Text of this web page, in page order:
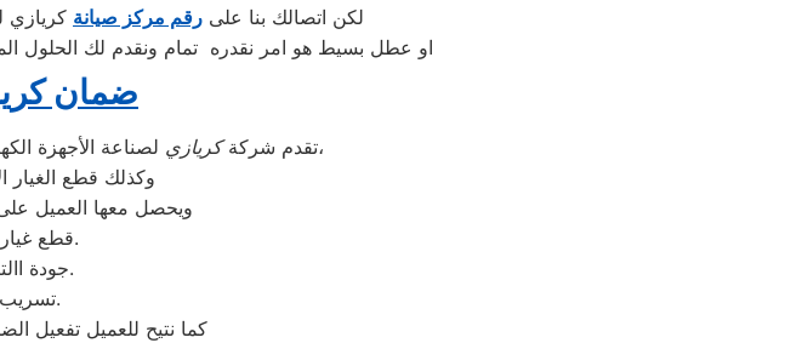
لكن اتصالك بنا على رقم مركز صيانة كريازي
او عطل بسيط هو امر نقدره تمام ونقدم لك الحلول
ضمان
تقدم شركةكريازي لصناعة الأجهزة
على جميع الأجهزة المنزلية،
وكذلك قطع الغيار
ويحصل معها العميل
قطع غيار و تكلفة صيانة عالية.
جودة االتبريد تقل في الصيف.
تسريب غاز الفريون أحيانا.
كما نتيح للعميل تفعيل